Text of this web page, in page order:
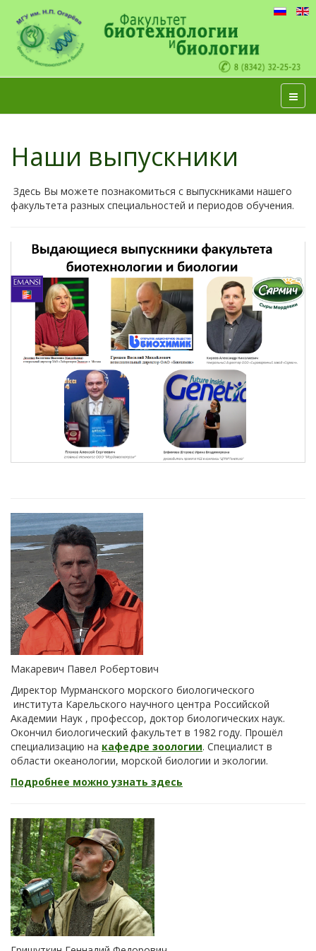
Наши выпускники
Здесь Вы можете познакомиться с выпускниками нашего
факультета разных специальностей и периодов обучения.
Макаревич Павел Робертович
Директор Мурманского морского биологического
института Карельского научного центра Российской
Академии Наук , профессор, доктор биологических наук.
Окончил биологический факультет в 1982 году. Прошёл
специализацию на кафедре зоологии. Специалист в
области океанологии, морской биологии и экологии.
Подробнее можно узнать здесь